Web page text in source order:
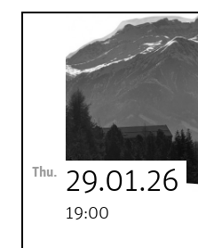
Thu. 29.01.26
19:00